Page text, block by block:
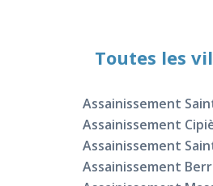
Toutes les
Assainissement
Assainissement
Assainissement
Assainissement